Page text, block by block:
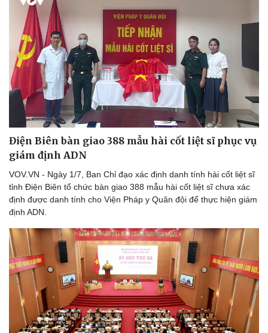
Điện Biên bàn giao 388 mẫu hài cốt liệt sĩ phục vụ
giám định ADN
VOV.VN - Ngày 1/7, Ban Chỉ đạo xác định danh tính hài cốt liệt sĩ
tỉnh Điện Biên tổ chức bàn giao 388 mẫu hài cốt liệt sĩ chưa xác
định được danh tính cho Viện Pháp y Quân đội để thực hiện giám
định ADN.